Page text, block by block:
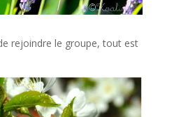
rejoindre le groupe, tout est